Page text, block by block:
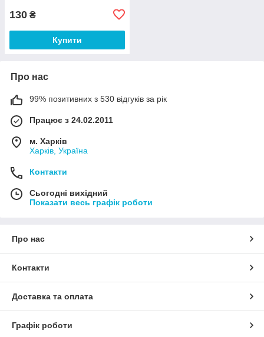
130 ₴
Купити
Про нас
99% позитивних з 530 відгуків за рік
Працює з 24.02.2011
м. Харків
Харків, Україна
Контакти
Сьогодні вихідний
Показати весь графік роботи
Про нас
Контакти
Доставка та оплата
Графік роботи